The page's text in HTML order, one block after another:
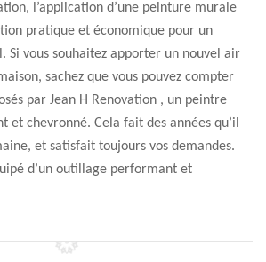
l’application d’une peinture murale
pratique et économique pour un
Si vous souhaitez apporter un nouvel air
sachez que vous pouvez compter
par Jean H Renovation , un peintre
et chevronné. Cela fait des années qu’il
et satisfait toujours vos demandes.
d’un outillage performant et